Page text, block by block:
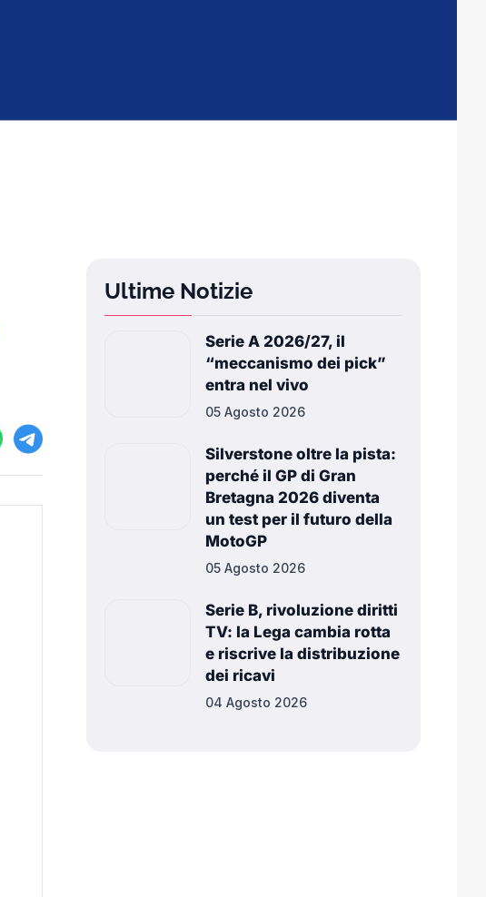
Ultime Notizie
Serie A 2026/27, il
“meccanismo dei pick”
entra nel vivo
05 Agosto 2026
Silverstone oltre la pista:
perché il GP di Gran
Bretagna 2026 diventa
un test per il futuro della
MotoGP
05 Agosto 2026
Serie B, rivoluzione diritti
TV: la Lega cambia rotta
e riscrive la distribuzione
dei ricavi
04 Agosto 2026